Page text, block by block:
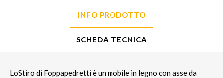
INFO PRODOTTO
SCHEDA TECNICA
LoStiro di Foppapedretti è un mobile in legno con asse da